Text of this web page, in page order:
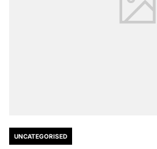
UNCATEGORISED